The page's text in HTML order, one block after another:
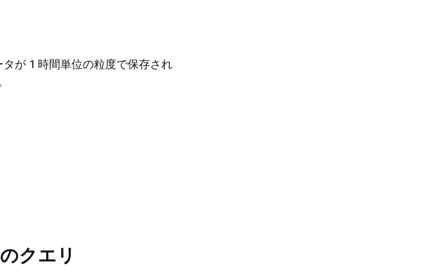
が 1 時間単位の粒度で保存され
クエリ